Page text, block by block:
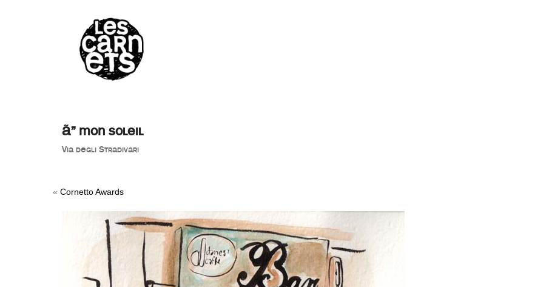
Ã” mon soleil
Via degli Stradivari
« Cornetto Awards